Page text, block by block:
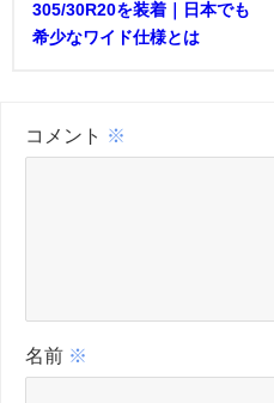
305/30R20を装着｜日本でも
希少なワイド仕様とは
コメント ※
名前 ※